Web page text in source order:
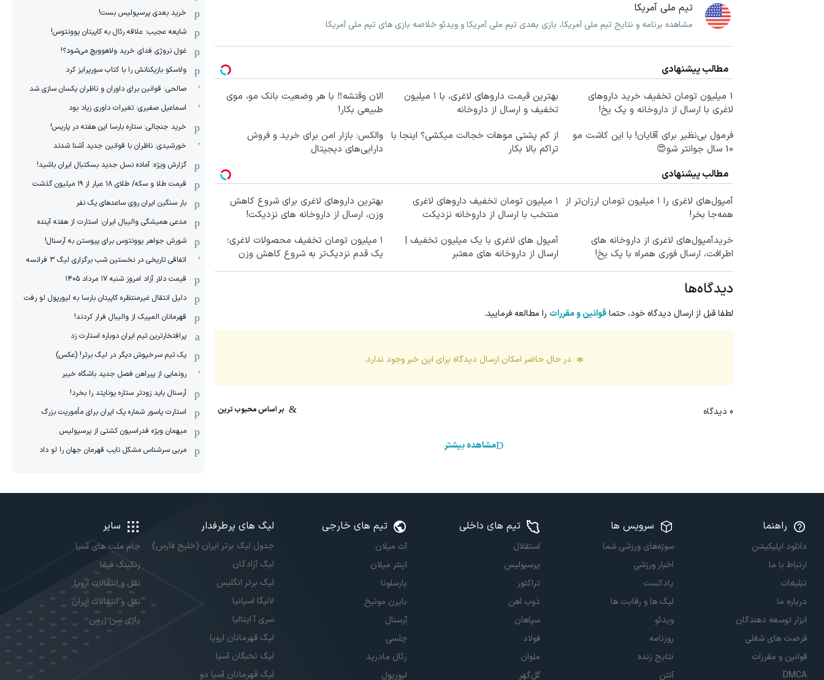
تیم ملی آمریکا
مشاهده برنامه و نتایج تیم ملی آمریکا، بازی بعدی تیم ملی آمریکا و ویدئو خلاصه بازی های تیم ملی آمریکا
مطالب پیشنهادی
1 میلیون تومان تخفیف خرید داروهای
لاغری با ارسال از داروخانه و پک یخ!
بهترین قیمت داروهای لاغری، با ۱ میلیون
تخفیف و ارسال از داروخانه‌
الان وقتشه‼️ با هر وضعیت بانک مو، موی
طبیعی بکار!
فرمول بی‌نظیر برای آقایان! با این کاشت مو
10 سال جوانتر شو😍
از کم پشتی موهات خجالت میکشی؟ اینجا با
تراکم بالا بکار
والکس: بازار امن برای خرید و فروش
دارایی‌های دیجیتال
مطالب پیشنهادی
آمپول‌های لاغری را ۱ میلیون تومان ارزان‌تر از
همه‌جا بخر!
۱ میلیون تومان تخفیف داروهای لاغری
منتخب با ارسال از داروخانه نزدیکت
بهترین داروهای لاغری برای شروع کاهش
وزن، ارسال از داروخانه های نزدیکت!
خریدآمپول‌های لاغری از داروخانه های
اطرافت، ارسال فوری همراه با پک یخ!
آمپول های لاغری با یک میلیون تخفیف |
ارسال از داروخانه های معتبر
۱ میلیون تومان تخفیف محصولات لاغری؛
یک قدم نزدیک‌تر به شروع کاهش وزن
دیدگاه‌ها
لطفا قبل از ارسال دیدگاه خود، حتماقوانین و مقررات را مطالعه فرمایید.
در حال حاضر امکان ارسال دیدگاه برای این خبروجود ندارد.
0 دیدگاه
مشاهده بیشتر
خرید بعدی پرسپولیس بست!
شایعه عجیب: علاقه رئال به کاپیتان یوونتوس!
غول نروژی فدای خرید ولاهوویچ می‌شود؟!
ولاسکو بازیکنانش را با کتاب سورپرایز کرد
صالحی: قوانین برای داوران و ناظران یکسان سازی شد
اسماعیل صفیری: تغیرات داوری زیاد بود
خرید جنجالی: ستاره بارسا این هفته در پاریس!
خورشیدی: ناظران با قوانین جدید آشنا شدند
گزارش ویژه‌: آماده نسل جدید بسکتبال ایران باشید!
قیمت طلا و سکه/ طلای ۱۸ عیار از ۱۹ میلیون گذشت
بار سنگین ایران روی ساعدهای یک نفر
مدعی همیشگی والیبال ایران: استارت از هفته آینده
شورش جواهر یوونتوس برای پیوستن به آرسنال!
اتفاقی تاریخی در نخستین شب برگزاری لیگ ۳ فرانسه
قیمت دلار آزاد امروز شنبه ۱۷ مرداد ۱۴۰۵
دلیل انتقال غیرمنتظره کاپیتان بارسا به لیورپول لو رفت
قهرمانان المپیک از والیبال فرار کردند!
پرافتخارترین تیم ایران دوباره استارت زد
یک تیم سرخپوش دیگر در لیگ برتر! (عکس)
رونمایی از پیراهن فصل جدید باشگاه خیبر
آرسنال باید زودتر ستاره یونایتد را بخرد!
استارت پاسور شماره یک ایران برای مأموریت بزرگ
میهمان ویژه فدراسیون کشتی از پرسپولیس
مربی سرشناس مشکل نایب قهرمان جهان را لو داد
راهنما
دانلود اپلیکیشن
ارتباط با ما
تبلیغات
درباره ما
ابزار توسعه دهندگان
فرصت های شغلی
قوانین و مقررات
DMCA
سرویس ها
سوژه‌های ورزشی شما
اخبار ورزشی
پادکست
لیگ ها و رقابت ها
ویدئو
روزنامه
نتایج زنده
آنتن
تیم های داخلی
استقلال
پرسپولیس
تراکتور
ذوب آهن
سپاهان
فولاد
ملوان
گل‌گهر
تیم های خارجی
آث میلان
اینتر میلان
بارسلونا
بایرن مونیخ
آرسنال
چلسی
رئال مادرید
لیورپول
لیگ های پرطرفدار
جدول لیگ برتر ایران (خلیج فارس)
لیگ آزادگان
لیگ برتر انگلیس
لالیگا اسپانیا
سری آ ایتالیا
لیگ قهرمانان اروپا
لیگ نخبگان آسیا
لیگ قهرمانان آسیا دو
سایر
جام ملت های آسیا
رنکینگ فیفا
نقل و انتقالات اروپا
نقل و انتقالات ایران
پاری سن ژرمن